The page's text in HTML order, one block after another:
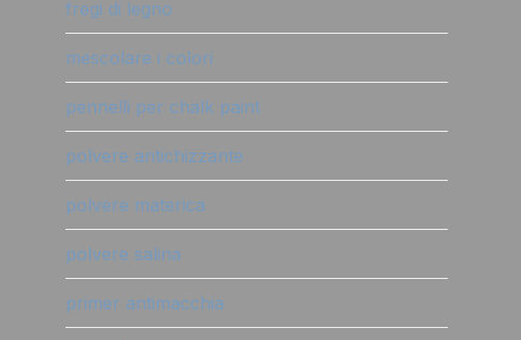
fregi di legno
mescolare i colori
pennelli per chalk paint
polvere antichizzante
polvere materica
polvere salina
primer antimacchia